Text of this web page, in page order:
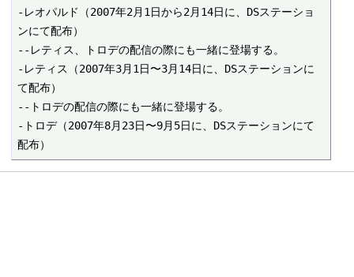
-レオパルド（2007年2月1日から2月14日に、DSステーショ
ンにて配布）
--レティス、トロデの配信の際にも一緒に登場する。
-レティス（2007年3月1日〜3月14日に、DSステーションに
て配布）
--トロデの配信の際にも一緒に登場する。
-トロデ（2007年8月23日〜9月5日に、DSステーションにて